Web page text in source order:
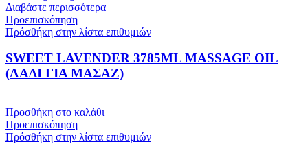
Διαβάστε περισσότερα
Προεπισκόπηση
Πρόσθήκη στην λίστα επιθυμιών
SWEET LAVENDER 3785ML MASSAGE OIL
(ΛΑΔΙ ΓΙΑ ΜΑΣΑΖ)
Προσθήκη στο καλάθι
Προεπισκόπηση
Πρόσθήκη στην λίστα επιθυμιών